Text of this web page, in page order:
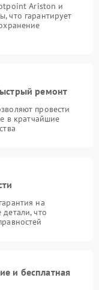
Ariston и
что гарантирует
ремонт
провести
в кратчайшие
на
что
и бесплатная